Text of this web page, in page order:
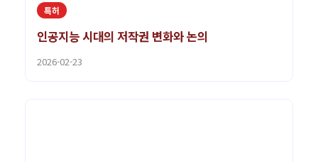
특허
인공지능 시대의 저작권 변화와 논의
2026-02-23